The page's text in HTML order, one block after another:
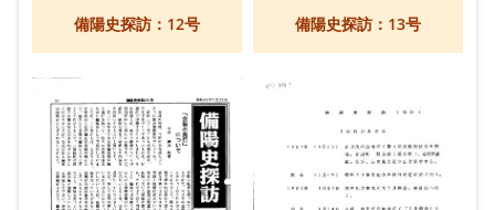
備陽史探訪：12号 備陽史探訪：13号